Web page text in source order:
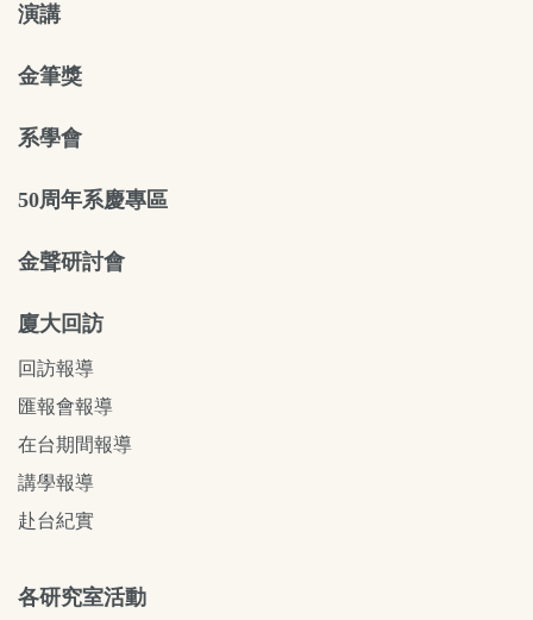
演講
金筆獎
系學會
50周年系慶專區
金聲研討會
廈大回訪
回訪報導
匯報會報導
在台期間報導
講學報導
赴台紀實
各研究室活動